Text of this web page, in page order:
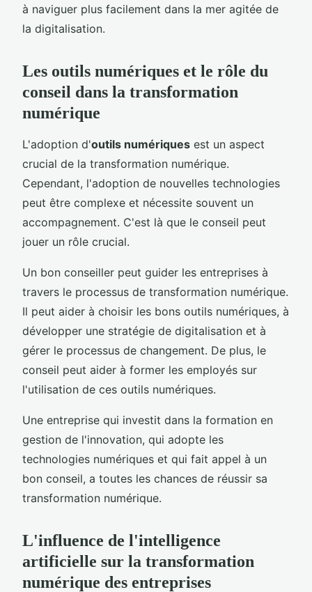
à naviguer plus facilement dans la mer agitée de
la digitalisation.
Les outils numériques et le rôle du
conseil dans la transformation
numérique
L'adoption d'outils numériques est un aspect
crucial de la transformation numérique.
Cependant, l'adoption de nouvelles technologies
peut être complexe et nécessite souvent un
accompagnement. C'est là que le conseil peut
jouer un rôle crucial.
Un bon conseiller peut guider les entreprises à
travers le processus de transformation numérique.
Il peut aider à choisir les bons outils numériques, à
développer une stratégie de digitalisation et à
gérer le processus de changement. De plus, le
conseil peut aider à former les employés sur
l'utilisation de ces outils numériques.
Une entreprise qui investit dans la formation en
gestion de l'innovation, qui adopte les
technologies numériques et qui fait appel à un
bon conseil, a toutes les chances de réussir sa
transformation numérique.
L'influence de l'intelligence
artificielle sur la transformation
numérique des entreprises